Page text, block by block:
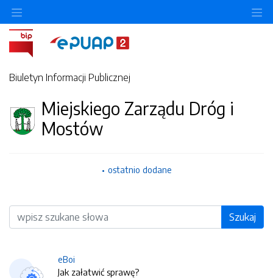
Biuletyn Informacji Publicznej
Miejskiego Zarządu Dróg i
Mostów
ostatnio dodane
Wyszukiwarka Szukaj
eBoi
Jak załatwić sprawę?